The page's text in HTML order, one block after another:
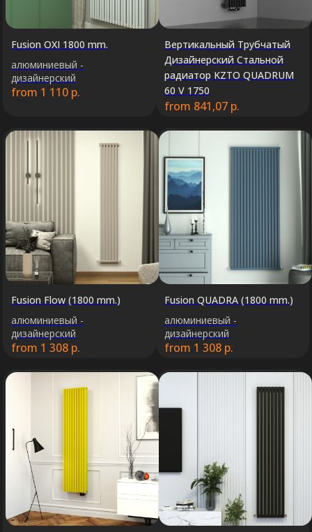
Fusion OXI 1800 mm.
алюминиевый -
дизайнерский
from 1 110 р.
Вертикальный Трубчатый
Дизайнерский Стальной
радиатор KZTO QUADRUM
60 V 1750
from 841,07 р.
Fusion Flow (1800 mm.)
алюминиевый -
дизайнерский
from 1 308 р.
Fusion QUADRA (1800 mm.)
алюминиевый -
дизайнерский
from 1 308 р.